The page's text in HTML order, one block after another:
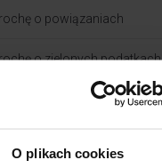
O plikach cookies
o powiązaniach​
o zielonych podatkach